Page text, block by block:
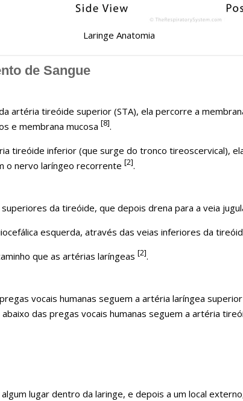
Laringe Anatomia
de Sangue
artéria tireóide superior (STA), ela percorre a
e membrana mucosa [8].
tireóide inferior (que surge do tronco tireoscervical),
o nervo laríngeo recorrente [2].
da tireóide, que depois drena para a veia
esquerda, através das veias inferiores da
que as artérias laríngeas [2].
vocais humanas seguem a artéria laríngea
das pregas vocais humanas seguem a artéria
lugar dentro da laringe, e depois a um local